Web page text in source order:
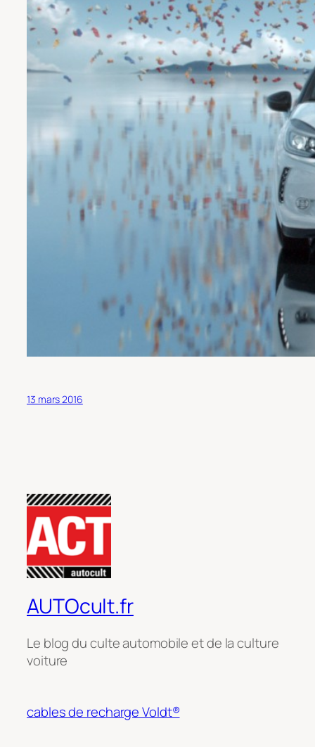
13 mars 2016
AUTOcult.fr
Le blog du culte automobile et de la culture
voiture
cables de recharge Voldt®